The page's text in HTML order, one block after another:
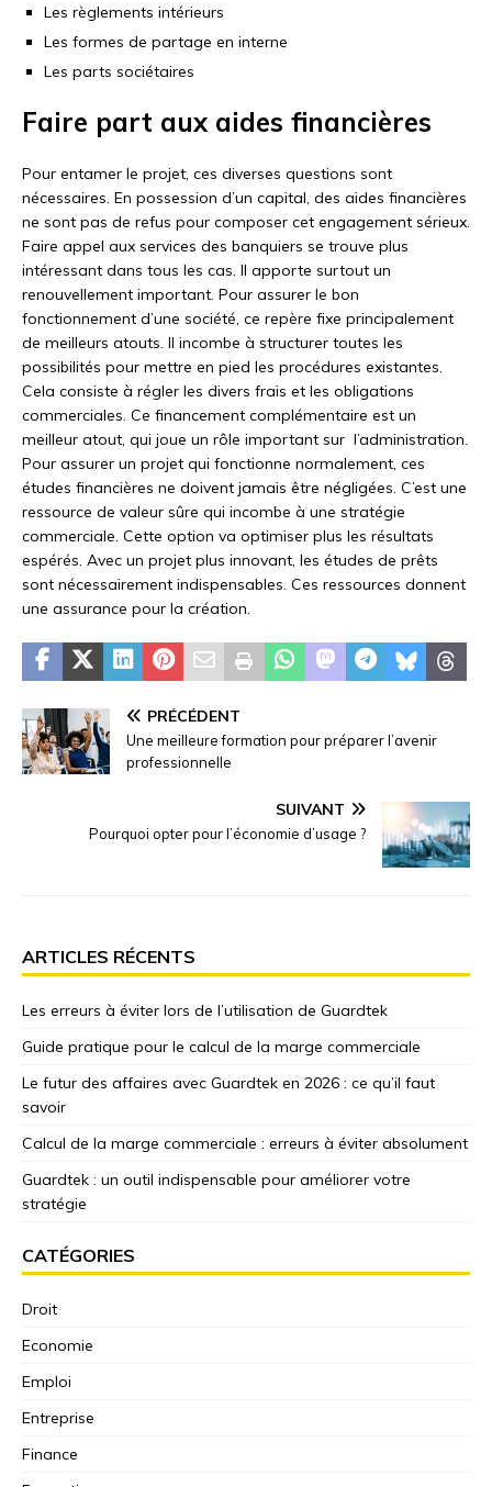
Les règlements intérieurs
Les formes de partage en interne
Les parts sociétaires
Faire part aux aides financières
Pour entamer le projet, ces diverses questions sont
nécessaires. En possession d’un capital, des aides financières
ne sont pas de refus pour composer cet engagement sérieux.
Faire appel aux services des banquiers se trouve plus
intéressant dans tous les cas. Il apporte surtout un
renouvellement important. Pour assurer le bon
fonctionnement d’une société, ce repère fixe principalement
de meilleurs atouts. Il incombe à structurer toutes les
possibilités pour mettre en pied les procédures existantes.
Cela consiste à régler les divers frais et les obligations
commerciales. Ce financement complémentaire est un
meilleur atout, qui joue un rôle important sur l’administration.
Pour assurer un projet qui fonctionne normalement, ces
études financières ne doivent jamais être négligées. C’est une
ressource de valeur sûre qui incombe à une stratégie
commerciale. Cette option va optimiser plus les résultats
espérés. Avec un projet plus innovant, les études de prêts
sont nécessairement indispensables. Ces ressources donnent
une assurance pour la création.
PRÉCÉDENT
Une meilleure formation pour préparer l’avenir
professionnelle
SUIVANT
Pourquoi opter pour l’économie d’usage ?
ARTICLES RÉCENTS
Les erreurs à éviter lors de l’utilisation de Guardtek
Guide pratique pour le calcul de la marge commerciale
Le futur des affaires avec Guardtek en 2026 : ce qu’il faut
savoir
Calcul de la marge commerciale : erreurs à éviter absolument
Guardtek : un outil indispensable pour améliorer votre
stratégie
CATÉGORIES
Droit
Economie
Emploi
Entreprise
Finance